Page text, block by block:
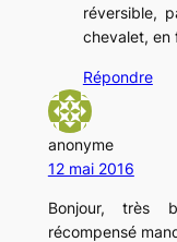
réversible,
chevalet, en
Répondre
anonyme
12 mai 2016
Bonjour, très
récompensé